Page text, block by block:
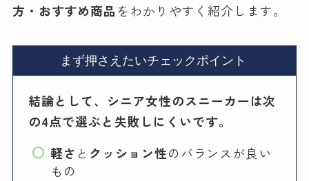
方・おすすめ商品をわかりやすく紹介します。
まず押さえたいチェックポイント
結論として、シニア女性のスニーカーは次
の4点で選ぶと失敗しにくいです。
軽さ と クッション性のバランスが良い
もの